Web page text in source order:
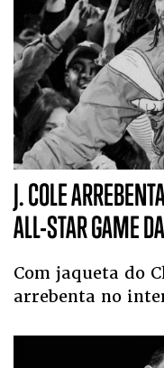
J. COLE
ALL-STAR GAME
Com jaqueta do
arrebenta no